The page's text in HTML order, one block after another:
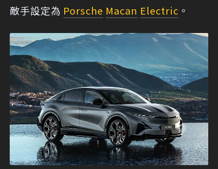
敵手設定為 Porsche Macan Electric 。